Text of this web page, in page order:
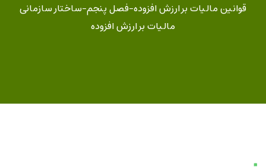
قوانین مالیات بر ارزش افزوده-فصل پنجم-ساختار سازمانی
مالیات بر ارزش افزوده